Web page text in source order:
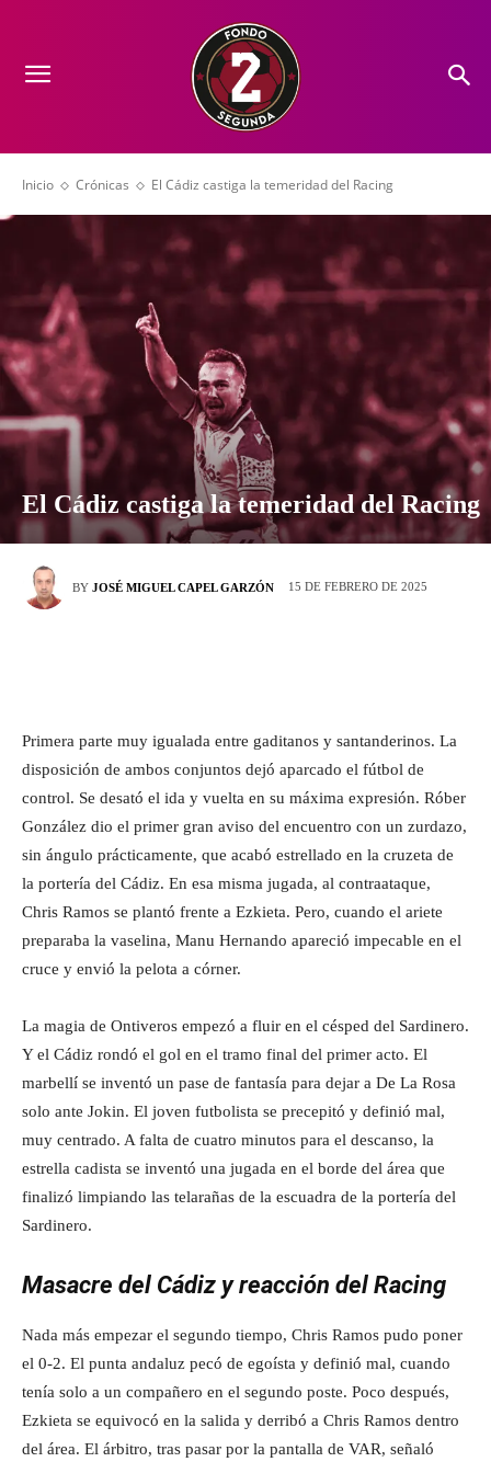
Inicio Crónicas El Cádiz castiga la temeridad del Racing
El Cádiz castiga la temeridad del Racing
BY JOSÉ MIGUEL CAPEL GARZÓN 15 DE FEBRERO DE 2025
Primera parte muy igualada entre gaditanos y santanderinos. La
disposición de ambos conjuntos dejó aparcado el fútbol de
control. Se desató el ida y vuelta en su máxima expresión. Róber
González dio el primer gran aviso del encuentro con un zurdazo,
sin ángulo prácticamente, que acabó estrellado en la cruzeta de
la portería del Cádiz. En esa misma jugada, al contraataque,
Chris Ramos se plantó frente a Ezkieta. Pero, cuando el ariete
preparaba la vaselina, Manu Hernando apareció impecable en el
cruce y envió la pelota a córner.
La magia de Ontiveros empezó a fluir en el césped del Sardinero.
Y el Cádiz rondó el gol en el tramo final del primer acto. El
marbellí se inventó un pase de fantasía para dejar a De La Rosa
solo ante Jokin. El joven futbolista se precepitó y definió mal,
muy centrado. A falta de cuatro minutos para el descanso, la
estrella cadista se inventó una jugada en el borde del área que
finalizó limpiando las telarañas de la escuadra de la portería del
Sardinero.
Masacre del Cádiz y reacción del Racing
Nada más empezar el segundo tiempo, Chris Ramos pudo poner
el 0-2. El punta andaluz pecó de egoísta y definió mal, cuando
tenía solo a un compañero en el segundo poste. Poco después,
Ezkieta se equivocó en la salida y derribó a Chris Ramos dentro
del área. El árbitro, tras pasar por la pantalla de VAR, señaló